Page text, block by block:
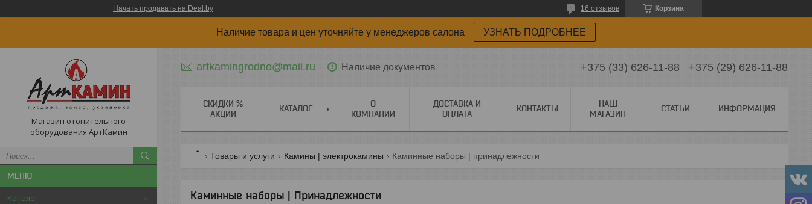
Начать продавать на Deal.by Корзина
16 отзывов
Наличие товара и цен уточняйте у менеджеров салона УЗНАТЬ ПОДРОБНЕЕ
Магазин отопительного
оборудования АртКамин
Каталог
artkamingrodno@mail.ru Наличие документов +375 (33) 626-11-88 +375 (29) 626-11-88
СКИДКИ %
АКЦИИ
КАТАЛОГ
О
КОМПАНИИ
ДОСТАВКА И
ОПЛАТА
КОНТАКТЫ
НАШ
МАГАЗИН
СТАТЬИ ИНФОРМАЦИЯ
Товары и услуги Камины | электрокамины Каминные наборы | принадлежности
Каминные наборы | Принадлежности